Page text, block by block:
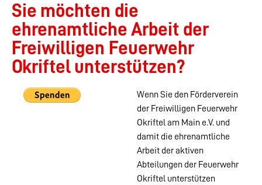
Sie möchten die
ehrenamtliche Arbeit der
Freiwilligen Feuerwehr
Okriftel unterstützen?
Wenn Sie den Förderverein
der Freiwilligen Feuerwehr
Okriftel am Main e.V. und
damit die ehrenamtliche
Arbeit der aktiven
Abteilungen der Feuerwehr
Okriftel unterstützen